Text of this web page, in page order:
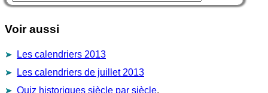
Voir aussi
Les calendriers 2013
Les calendriers de juillet 2013
Quiz historiques siècle par siècle.